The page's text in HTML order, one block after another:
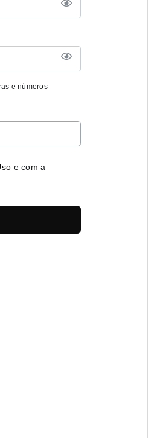
e números
e com a